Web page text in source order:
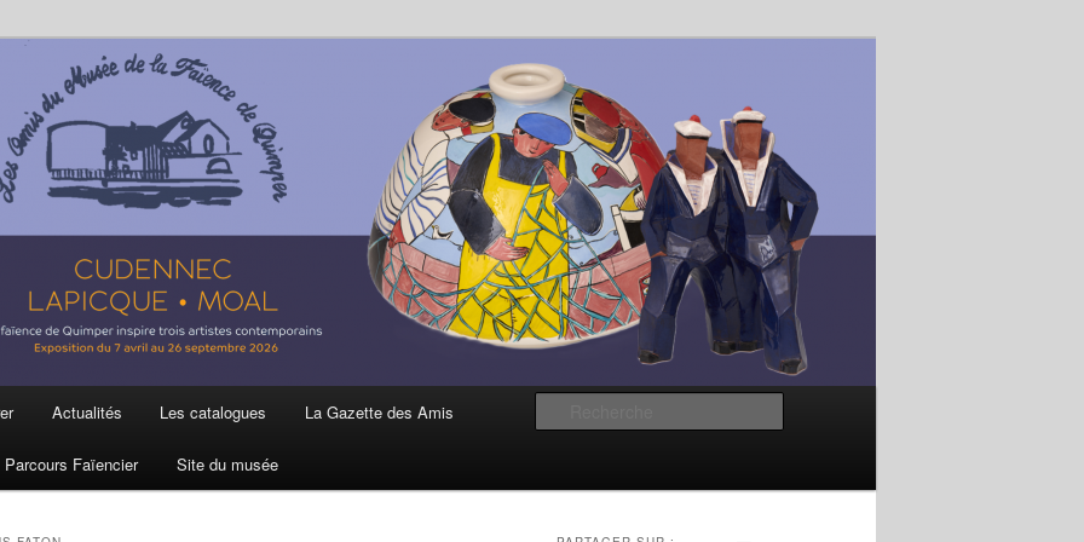
et de la Faïence de Quimper
Actualités Les catalogues La Gazette des Amis
Parcours Faïencier Site du musée